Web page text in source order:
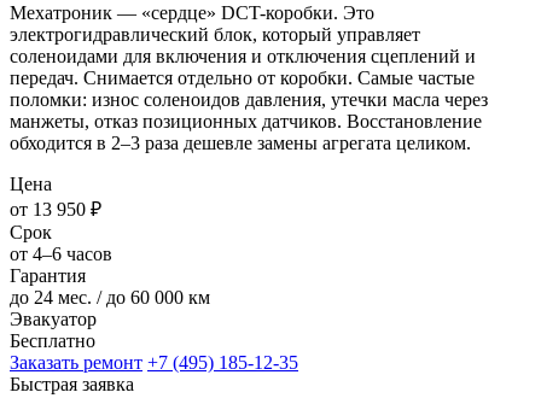
Мехатроник — «сердце» DCT-коробки. Это
электрогидравлический блок, который управляет
соленоидами для включения и отключения сцеплений и
передач. Снимается отдельно от коробки. Самые частые
поломки: износ соленоидов давления, утечки масла через
манжеты, отказ позиционных датчиков. Восстановление
обходится в 2–3 раза дешевле замены агрегата целиком.
Цена
от 13 950 ₽
Срок
от 4–6 часов
Гарантия
до 24 мес. / до 60 000 км
Эвакуатор
Бесплатно
Заказать ремонт +7 (495) 185-12-35
Быстрая заявка